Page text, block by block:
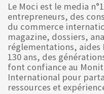
Le Moci est le media
entrepreneurs, des
du commerce
magazine, dossiers,
réglementations, aides
130 ans, des
font confiance au
International pour
ressources et